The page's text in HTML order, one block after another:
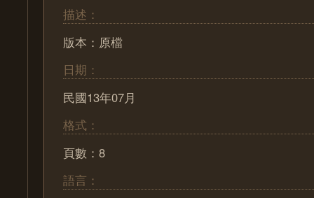
描述：
版本：原檔
日期：
民國13年07月
格式：
頁數：8
語言：